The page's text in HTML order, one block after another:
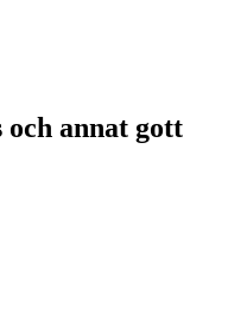
och annat gott